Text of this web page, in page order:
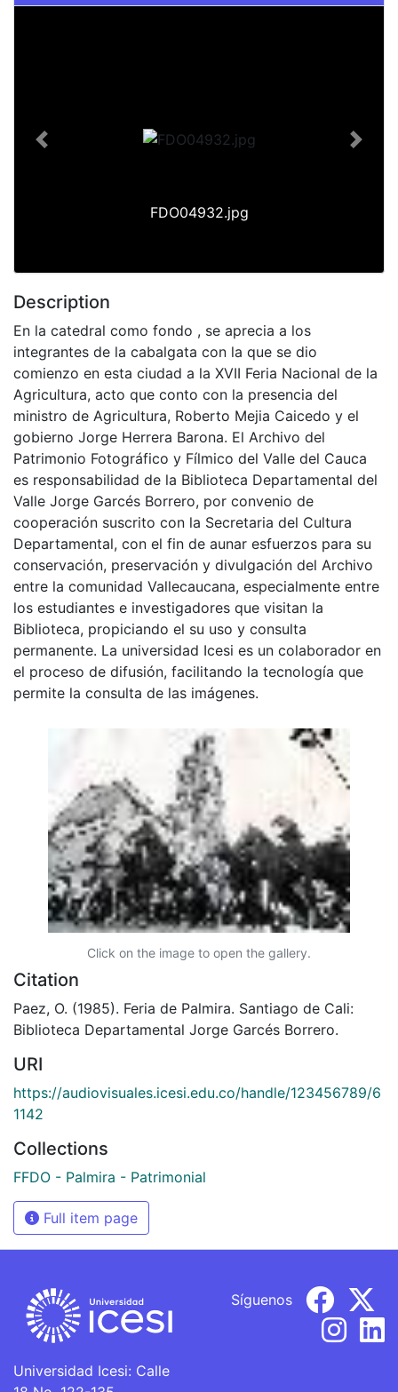
FDO04932.jpg
Previous Next
Description
En la catedral como fondo , se aprecia a los
integrantes de la cabalgata con la que se dio
comienzo en esta ciudad a la XVII Feria Nacional de la
Agricultura, acto que conto con la presencia del
ministro de Agricultura, Roberto Mejia Caicedo y el
gobierno Jorge Herrera Barona. El Archivo del
Patrimonio Fotográfico y Fílmico del Valle del Cauca
es responsabilidad de la Biblioteca Departamental del
Valle Jorge Garcés Borrero, por convenio de
cooperación suscrito con la Secretaria del Cultura
Departamental, con el fin de aunar esfuerzos para su
conservación, preservación y divulgación del Archivo
entre la comunidad Vallecaucana, especialmente entre
los estudiantes e investigadores que visitan la
Biblioteca, propiciando el su uso y consulta
permanente. La universidad Icesi es un colaborador en
el proceso de difusión, facilitando la tecnología que
permite la consulta de las imágenes.
Click on the image to open the gallery.
Citation
Paez, O. (1985). Feria de Palmira. Santiago de Cali:
Biblioteca Departamental Jorge Garcés Borrero.
URI
https://audiovisuales.icesi.edu.co/handle/123456789/6
1142
Collections
FFDO - Palmira - Patrimonial
Full item page
Universidad Icesi: Calle
Síguenos